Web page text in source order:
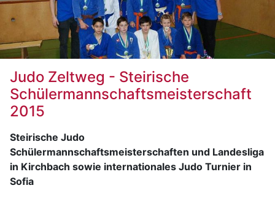
Judo Zeltweg - Steirische
Schülermannschaftsmeisterschaft
2015
Steirische Judo
Schülermannschaftsmeisterschaften und Landesliga
in Kirchbach sowie internationales Judo Turnier in
Sofia